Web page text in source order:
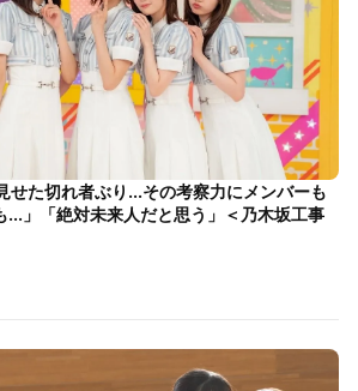
せた切れ者ぶり…その考察力にメンバーも
…」「絶対未来人だと思う」＜乃木坂工事